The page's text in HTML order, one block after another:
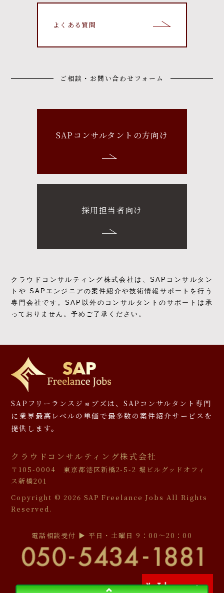
よくある質問
ご相談・お問い合わせフォーム
SAPコンサルタントの方向け
採用担当者向け
クラウドコンサルティング株式会社は、SAPコンサルタン
トや SAPエンジニアの案件紹介や技術情報サポートを行う
専門会社です。SAP以外のコンサルタントのサポートは承
っておりません。予めご了承ください。
SAPフリーランスジョブズは、SAPコンサルタント専門
に 業界最高レベルの単価で最多数の案件紹介サービスを
提供します。
クラウドコンサルティング株式会社
〒105-0004 東京都港区新橋2-5-2 堀ビルグッドオフィ
ス新橋201
Copyright © 2026 SAP Freelance Jobs All Rights
Reserved.
電話相談受付 ▶︎ 平日・土曜日 9：00〜20：00